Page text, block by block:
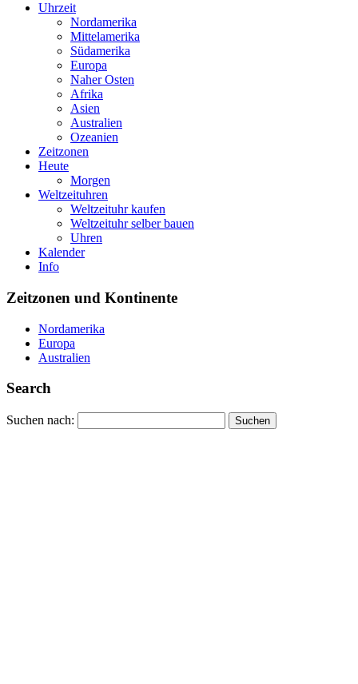
Uhrzeit
Nordamerika
Mittelamerika
Südamerika
Europa
Naher Osten
Afrika
Asien
Australien
Ozeanien
Zeitzonen
Heute
Morgen
Weltzeituhren
Weltzeituhr kaufen
Weltzeituhr selber bauen
Uhren
Kalender
Info
Zeitzonen und Kontinente
Nordamerika
Europa
Australien
Search
Suchen nach: